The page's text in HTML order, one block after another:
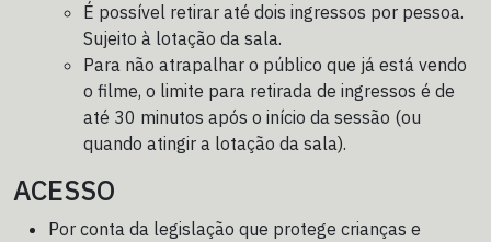
É possível retirar até dois ingressos por pessoa.
Sujeito à lotação da sala.
Para não atrapalhar o público que já está vendo
o filme, o limite para retirada de ingressos é de
até 30 minutos após o início da sessão (ou
quando atingir a lotação da sala).
ACESSO
Por conta da legislação que protege crianças e